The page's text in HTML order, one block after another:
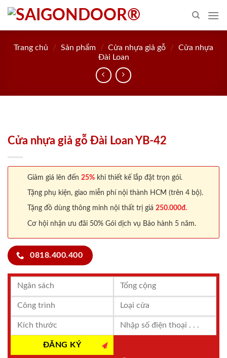
Skip
content
Trang chủ / Sản phẩm / Cửa nhựa giả gỗ /
Cửa nhựa
Đài Loan
Cửa nhựa giả gỗ Đài Loan YB-42
Giảm giá lên đến 25% khi thiết kế lắp đặt trọn gói.
Tặng phụ kiện, giao miễn phí nội thành HCM (trên 4 bộ).
Tặng đồ dùng thông minh nội thất trị giá 250.000đ.
Cơ hội nhận ưu đãi 50% Gói dịch vụ Bảo hành 5 năm.
0818.400.400